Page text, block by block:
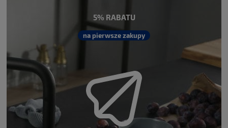
5% RABATU
na pierwsze zakupy